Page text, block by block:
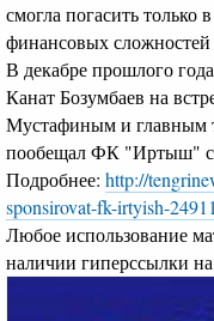
смогла погасить только
финансовых
В декабре прошлого
Канат Бозумбаев на
Мустафиным и главным
пообещал ФК "Иртыш"
Подробнее: http://
sponsirovat-fk-irtyish-
Любое использование
наличии гиперссылки